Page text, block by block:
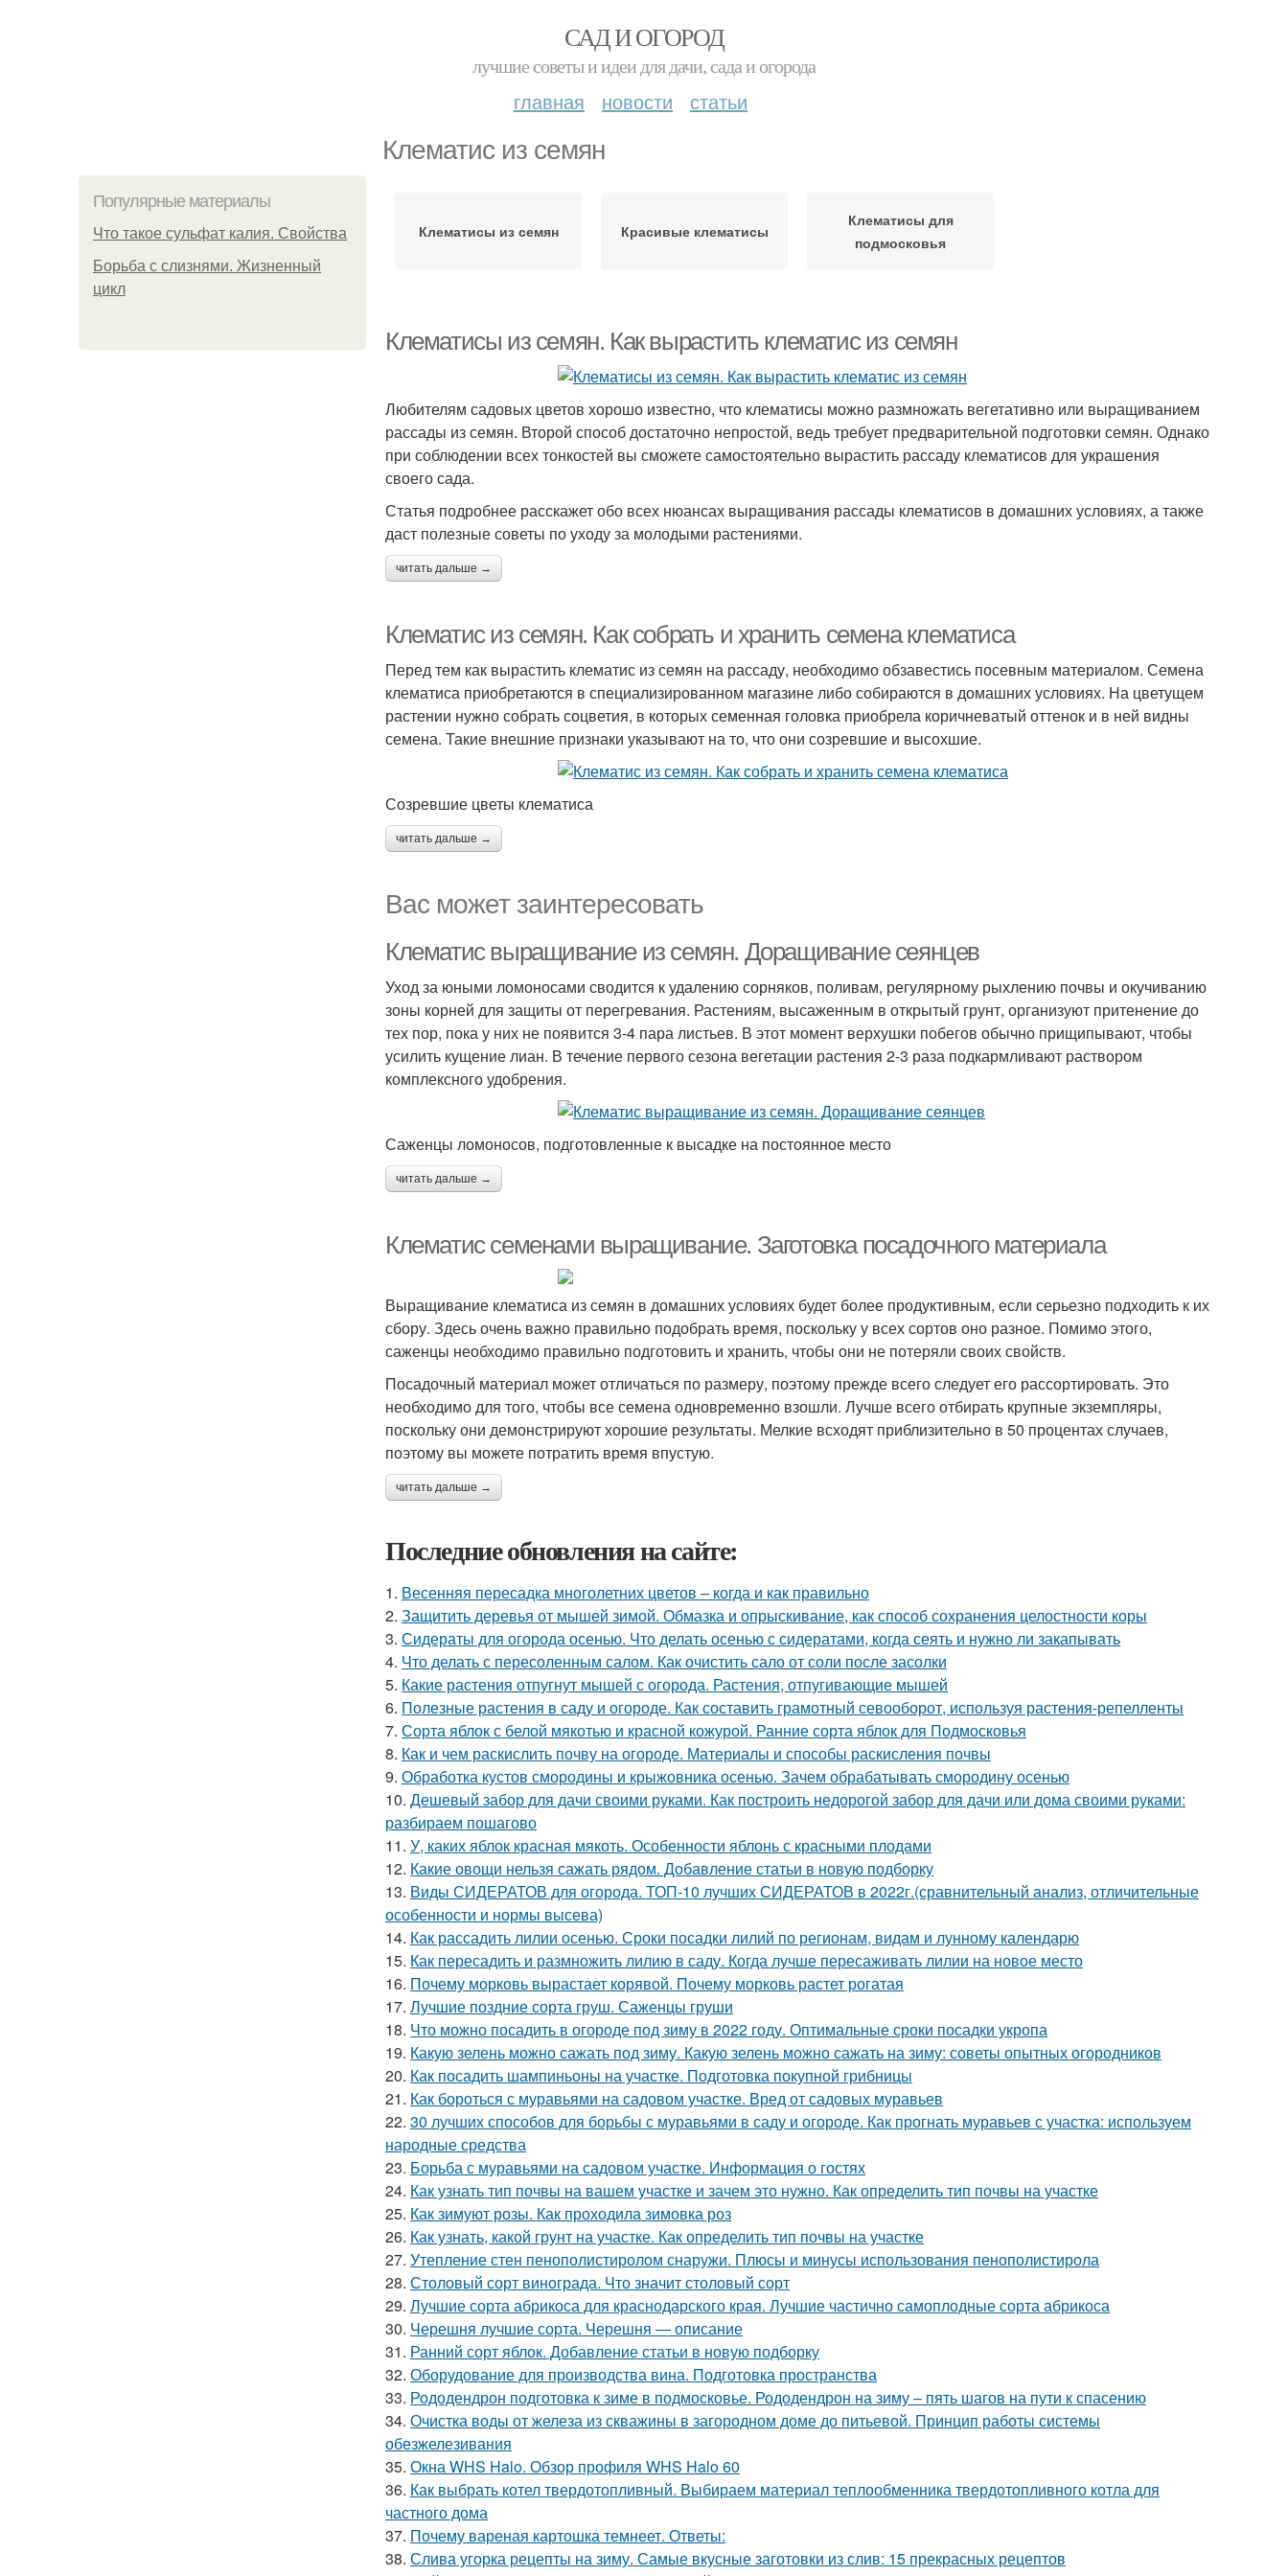
САД И ОГОРОД
лучшие советы и идеи для дачи, сада и огорода
главная новости статьи
Клематис из семян
Популярные материалы
Что такое сульфат калия. Свойства
Борьба с слизнями. Жизненный
цикл
Клематисы из семян Красивые клематисы
Клематисы для
подмосковья
Клематисы из семян. Как вырастить клематис из семян
Любителям садовых цветов хорошо известно, что клематисы можно размножать вегетативно или выращиванием
рассады из семян. Второй способ достаточно непростой, ведь требует предварительной подготовки семян. Однако
при соблюдении всех тонкостей вы сможете самостоятельно вырастить рассаду клематисов для украшения
своего сада.
Статья подробнее расскажет обо всех нюансах выращивания рассады клематисов в домашних условиях, а также
даст полезные советы по уходу за молодыми растениями.
читать дальше →
Клематис из семян. Как собрать и хранить семена клематиса
Перед тем как вырастить клематис из семян на рассаду, необходимо обзавестись посевным материалом. Семена
клематиса приобретаются в специализированном магазине либо собираются в домашних условиях. На цветущем
растении нужно собрать соцветия, в которых семенная головка приобрела коричневатый оттенок и в ней видны
семена. Такие внешние признаки указывают на то, что они созревшие и высохшие.
Созревшие цветы клематиса
читать дальше →
Вас может заинтересовать
Клематис выращивание из семян. Доращивание сеянцев
Уход за юными ломоносами сводится к удалению сорняков, поливам, регулярному рыхлению почвы и окучиванию
зоны корней для защиты от перегревания. Растениям, высаженным в открытый грунт, организуют притенение до
тех пор, пока у них не появится 3-4 пара листьев. В этот момент верхушки побегов обычно прищипывают, чтобы
усилить кущение лиан. В течение первого сезона вегетации растения 2-3 раза подкармливают раствором
комплексного удобрения.
Саженцы ломоносов, подготовленные к высадке на постоянное место
читать дальше →
Клематис семенами выращивание. Заготовка посадочного материала
Выращивание клематиса из семян в домашних условиях будет более продуктивным, если серьезно подходить к их
сбору. Здесь очень важно правильно подобрать время, поскольку у всех сортов оно разное. Помимо этого,
саженцы необходимо правильно подготовить и хранить, чтобы они не потеряли своих свойств.
Посадочный материал может отличаться по размеру, поэтому прежде всего следует его рассортировать. Это
необходимо для того, чтобы все семена одновременно взошли. Лучше всего отбирать крупные экземпляры,
поскольку они демонстрируют хорошие результаты. Мелкие всходят приблизительно в 50 процентах случаев,
поэтому вы можете потратить время впустую.
читать дальше →
Последние обновления на сайте:
1. Весенняя пересадка многолетних цветов – когда и как правильно
2. Защитить деревья от мышей зимой. Обмазка и опрыскивание, как способ сохранения целостности коры
3. Сидераты для огорода осенью. Что делать осенью с сидератами, когда сеять и нужно ли закапывать
4. Что делать с пересоленным салом. Как очистить сало от соли после засолки
5. Какие растения отпугнут мышей с огорода. Растения, отпугивающие мышей
6. Полезные растения в саду и огороде. Как составить грамотный севооборот, используя растения-репелленты
7. Сорта яблок с белой мякотью и красной кожурой. Ранние сорта яблок для Подмосковья
8. Как и чем раскислить почву на огороде. Материалы и способы раскисления почвы
9. Обработка кустов смородины и крыжовника осенью. Зачем обрабатывать смородину осенью
10. Дешевый забор для дачи своими руками. Как построить недорогой забор для дачи или дома своими руками:
разбираем пошагово
11. У, каких яблок красная мякоть. Особенности яблонь с красными плодами
12. Какие овощи нельзя сажать рядом. Добавление статьи в новую подборку
13. Виды СИДЕРАТОВ для огорода. ТОП-10 лучших СИДЕРАТОВ в 2022г.(сравнительный анализ, отличительные
особенности и нормы высева)
14. Как рассадить лилии осенью. Сроки посадки лилий по регионам, видам и лунному календарю
15. Как пересадить и размножить лилию в саду. Когда лучше пересаживать лилии на новое место
16. Почему морковь вырастает корявой. Почему морковь растет рогатая
17. Лучшие поздние сорта груш. Саженцы груши
18. Что можно посадить в огороде под зиму в 2022 году. Оптимальные сроки посадки укропа
19. Какую зелень можно сажать под зиму. Какую зелень можно сажать на зиму: советы опытных огородников
20. Как посадить шампиньоны на участке. Подготовка покупной грибницы
21. Как бороться с муравьями на садовом участке. Вред от садовых муравьев
22. 30 лучших способов для борьбы с муравьями в саду и огороде. Как прогнать муравьев с участка: используем
народные средства
23. Борьба с муравьями на садовом участке. Информация о гостях
24. Как узнать тип почвы на вашем участке и зачем это нужно. Как определить тип почвы на участке
25. Как зимуют розы. Как проходила зимовка роз
26. Как узнать, какой грунт на участке. Как определить тип почвы на участке
27. Утепление стен пенополистиролом снаружи. Плюсы и минусы использования пенополистирола
28. Столовый сорт винограда. Что значит столовый сорт
29. Лучшие сорта абрикоса для краснодарского края. Лучшие частично самоплодные сорта абрикоса
30. Черешня лучшие сорта. Черешня — описание
31. Ранний сорт яблок. Добавление статьи в новую подборку
32. Оборудование для производства вина. Подготовка пространства
33. Рододендрон подготовка к зиме в подмосковье. Рододендрон на зиму – пять шагов на пути к спасению
34. Очистка воды от железа из скважины в загородном доме до питьевой. Принцип работы системы
обезжелезивания
35. Окна WHS Halo. Обзор профиля WHS Halo 60
36. Как выбрать котел твердотопливный. Выбираем материал теплообменника твердотопливного котла для
частного дома
37. Почему вареная картошка темнеет. Ответы:
38. Слива угорка рецепты на зиму. Самые вкусные заготовки из слив: 15 прекрасных рецептов